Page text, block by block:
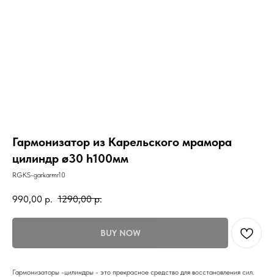
Гармонизатор из Карельского мрамора
цилиндр ø30 h100мм
RGKS-garkarmr10
990,00 р. 1290,00 р.
BUY NOW
Гармонизаторы -цилиндры - это прекрасное средство для восстановления сил.